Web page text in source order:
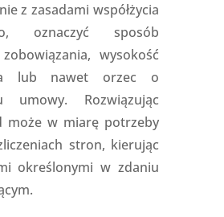
z zasadami współżycia
oznaczyć sposób
wysokość
lub nawet orzec o
umowy. Rozwiązując
może w miarę potrzeby
stron, kierując
określonymi w zdaniu